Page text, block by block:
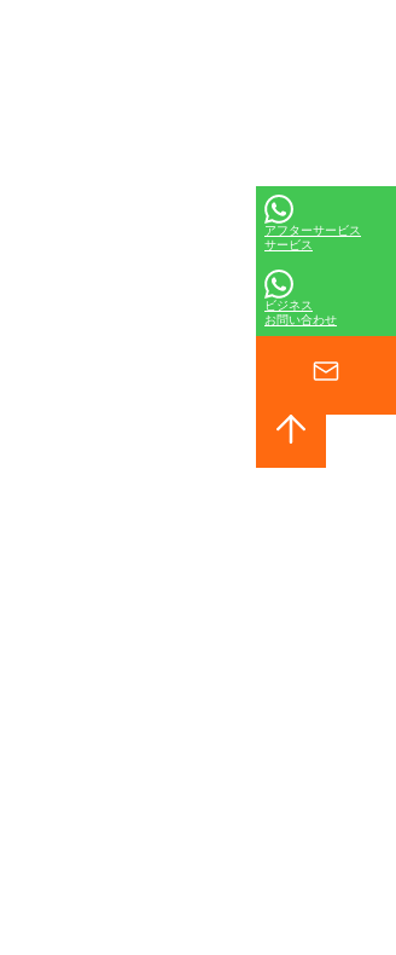
アフターサービス
サービス
ビジネス
お問い合わせ